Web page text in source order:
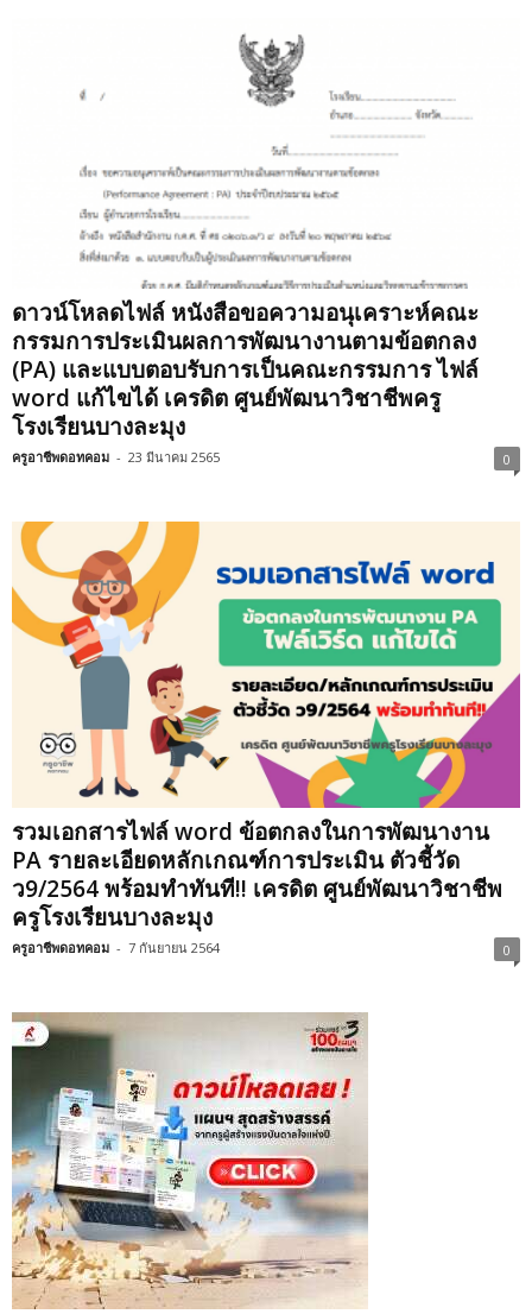
ดาวน์โหลดไฟล์ หนังสือขอความอนุเคราะห์คณะ
กรรมการประเมินผลการพัฒนางานตามข้อตกลง
(PA) และแบบตอบรับการเป็นคณะกรรมการ ไฟล์
word แก้ไขได้ เครดิต ศูนย์พัฒนาวิชาชีพครู
โรงเรียนบางละมุง
ครูอาชีพดอทคอม - 23 มีนาคม 2565 0
รวมเอกสารไฟล์ word ข้อตกลงในการพัฒนางาน
PA รายละเอียดหลักเกณฑ์การประเมิน ตัวชี้วัด
ว9/2564 พร้อมทำทันที!! เครดิต ศูนย์พัฒนาวิชาชีพ
ครูโรงเรียนบางละมุง
ครูอาชีพดอทคอม - 7 กันยายน 2564 0